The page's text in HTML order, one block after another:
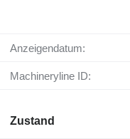
Anzeigendatum:
Machineryline ID:
Zustand